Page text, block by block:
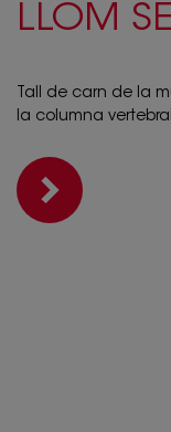
LLOM
Tall de carn de la
la columna